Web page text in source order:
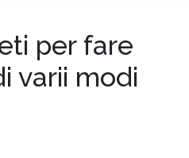
per fare
varii modi